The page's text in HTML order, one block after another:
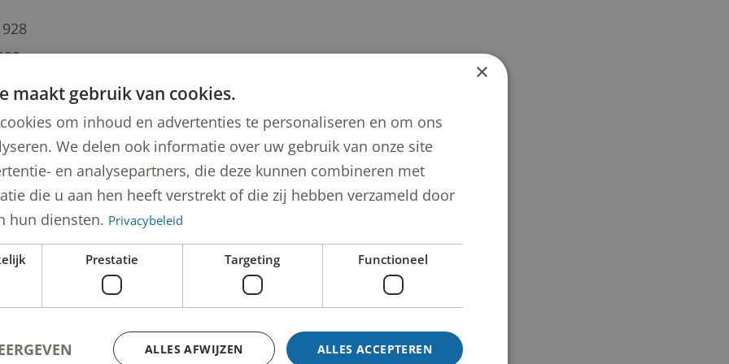
default.asp?
Wilhelmus (Jos) Wong
×
maakt gebruik van cookies.
om inhoud en advertenties te personaliseren en om ons
We delen ook informatie over uw gebruik van onze site
en analysepartners, die deze kunnen combineren met
die u aan hen heeft verstrekt of die zij hebben verzameld door
hun diensten. Privacybeleid
Prestatie Targeting Functioneel
ALLES ACCEPTEREN
ALLES AFWIJZEN